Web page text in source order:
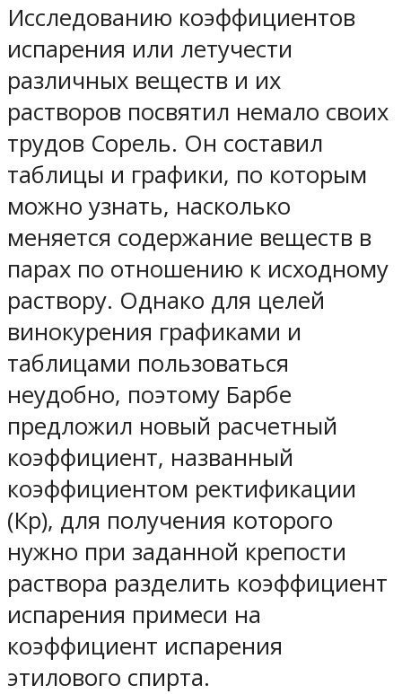
Исследованию коэффициентов
испарения или летучести
различных веществ и их
растворов посвятил немало своих
трудов Сорель. Он составил
таблицы и графики, по которым
можно узнать, насколько
меняется содержание веществ в
парах по отношению к исходному
раствору. Однако для целей
винокурения графиками и
таблицами пользоваться
неудобно, поэтому Барбе
предложил новый расчетный
коэффициент, названный
коэффициентом ректификации
(Кр), для получения которого
нужно при заданной крепости
раствора разделить коэффициент
испарения примеси на
коэффициент испарения
этилового спирта.